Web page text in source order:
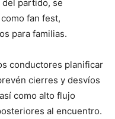
partido, se
fan fest,
para familias.
conductores planificar
cierres y desvíos
como alto flujo
al encuentro.